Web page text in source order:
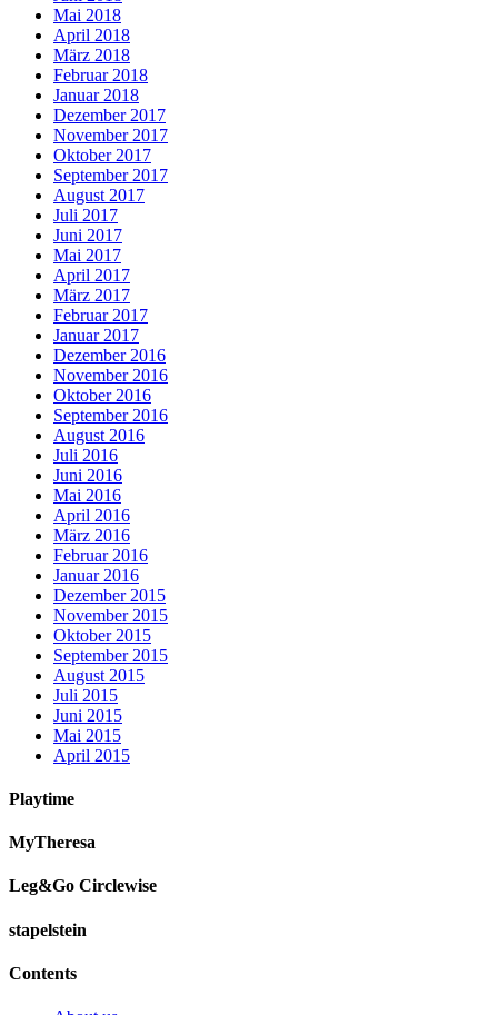
Mai 2018
April 2018
März 2018
Februar 2018
Januar 2018
Dezember 2017
November 2017
Oktober 2017
September 2017
August 2017
Juli 2017
Juni 2017
Mai 2017
April 2017
März 2017
Februar 2017
Januar 2017
Dezember 2016
November 2016
Oktober 2016
September 2016
August 2016
Juli 2016
Juni 2016
Mai 2016
April 2016
März 2016
Februar 2016
Januar 2016
Dezember 2015
November 2015
Oktober 2015
September 2015
August 2015
Juli 2015
Juni 2015
Mai 2015
April 2015
Playtime
MyTheresa
Leg&Go Circlewise
stapelstein
Contents